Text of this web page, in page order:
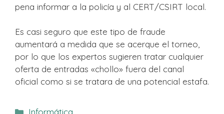
pena informar a la policía y al CERT/CSIRT local.
Es casi seguro que este tipo de fraude
aumentará a medida que se acerque el torneo,
por lo que los expertos sugieren tratar cualquier
oferta de entradas «chollo» fuera del canal
oficial como si se tratara de una potencial estafa.
Categorías